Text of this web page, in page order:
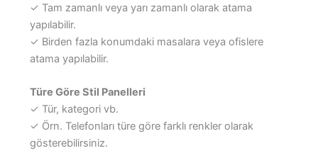
✓ Tam zamanlı veya yarı zamanlı olarak atama
yapılabilir.
✓ Birden fazla konumdaki masalara veya ofislere
atama yapılabilir.
Türe Göre Stil Panelleri
✓ Tür, kategori vb.
✓ Örn. Telefonları türe göre farklı renkler olarak
gösterebilirsiniz.